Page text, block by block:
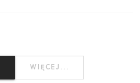
WIĘCEJ...